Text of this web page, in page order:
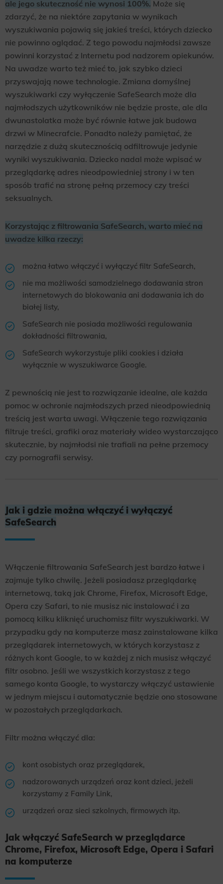
ale jego skuteczność nie wynosi 100%. Może się
zdarzyć, że na niektóre zapytania w wynikach
wyszukiwania pojawią się jakieś treści, których dziecko
nie powinno oglądać. Z tego powodu najmłodsi zawsze
powinni korzystać z Internetu pod nadzorem opiekunów.
Na uwadze warto też mieć to, jak szybko dzieci
przyswajają nowe technologie. Zmiana domyślnej
wyszukiwarki czy wyłączenie SafeSearch może dla
najmłodszych użytkowników nie będzie proste, ale dla
dwunastolatka może być równie łatwe jak budowa
drzwi w Minecrafcie. Ponadto należy pamiętać, że
narzędzie z dużą skutecznością odfiltrowuje jedynie
wyniki wyszukiwania. Dziecko nadal może wpisać w
przeglądarkę adres nieodpowiedniej strony i w ten
sposób trafić na stronę pełną przemocy czy treści
seksualnych.
Korzystając z filtrowania SafeSearch, warto mieć na
uwadze kilka rzeczy:
można łatwo włączyć i wyłączyć filtr SafeSearch,
nie ma możliwości samodzielnego dodawania stron
internetowych do blokowania ani dodawania ich do
białej listy,
SafeSearch nie posiada możliwości regulowania
dokładności filtrowania,
SafeSearch wykorzystuje pliki cookies i działa
wyłącznie w wyszukiwarce Google.
Z pewnością nie jest to rozwiązanie idealne, ale każda
pomoc w ochronie najmłodszych przed nieodpowiednią
treścią jest warta uwagi. Włączenie tego rozwiązania
filtruje treści, grafiki oraz materiały wideo wystarczająco
skutecznie, by najmłodsi nie trafiali na pełne przemocy
czy pornografii serwisy.
Jak i gdzie można włączyć i wyłączyć
SafeSearch
Włączenie filtrowania SafeSearch jest bardzo łatwe i
zajmuje tylko chwilę. Jeżeli posiadasz przeglądarkę
internetową, taką jak Chrome, Firefox, Microsoft Edge,
Opera czy Safari, to nie musisz nic instalować i za
pomocą kilku kliknięć uruchomisz filtr wyszukiwarki. W
przypadku gdy na komputerze masz zainstalowane kilka
przeglądarek internetowych, w których korzystasz z
różnych kont Google, to w każdej z nich musisz włączyć
filtr osobno. Jeśli we wszystkich korzystasz z tego
samego konta Google, to wystarczy włączyć ustawienie
w jednym miejscu i automatycznie będzie ono stosowane
w pozostałych przeglądarkach.
Filtr można włączyć dla:
kont osobistych oraz przeglądarek,
nadzorowanych urządzeń oraz kont dzieci, jeżeli
korzystamy z Family Link,
urządzeń oraz sieci szkolnych, firmowych itp.
Jak włączyć SafeSearch w przeglądarce
Chrome, Firefox, Microsoft Edge, Opera i Safari
na komputerze